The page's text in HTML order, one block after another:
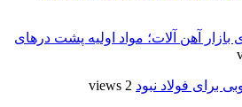
آهن آلات؛ مواد اولیه پشت درهای
2 views